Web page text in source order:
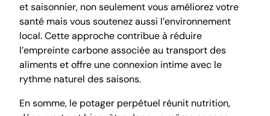
et saisonnier, non seulement vous améliorez votre
santé mais vous soutenez aussi l’environnement
local. Cette approche contribue à réduire
l’empreinte carbone associée au transport des
aliments et offre une connexion intime avec le
rythme naturel des saisons.
En somme, le potager perpétuel réunit nutrition,